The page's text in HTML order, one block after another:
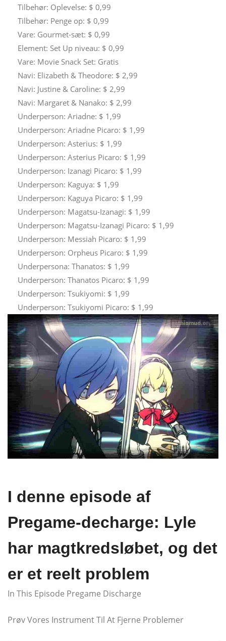
Tilbehør: Oplevelse: $ 0,99
Tilbehør: Penge op: $ 0,99
Vare: Gourmet-sæt: $ 0,99
Element: Set Up niveau: $ 0,99
Vare: Movie Snack Set: Gratis
Navi: Elizabeth & Theodore: $ 2,99
Navi: Justine & Caroline: $ 2,99
Navi: Margaret & Nanako: $ 2,99
Underperson: Ariadne: $ 1,99
Underperson: Ariadne Picaro: $ 1,99
Underperson: Asterius: $ 1,99
Underperson: Asterius Picaro: $ 1,99
Underperson: Izanagi Picaro: $ 1,99
Underperson: Kaguya: $ 1,99
Underperson: Kaguya Picaro: $ 1,99
Underperson: Magatsu-Izanagi: $ 1,99
Underperson: Magatsu-Izanagi Picaro: $ 1,99
Underperson: Messiah Picaro: $ 1,99
Underperson: Orpheus Picaro: $ 1,99
Underpersona: Thanatos: $ 1,99
Underperson: Thanatos Picaro: $ 1,99
Underperson: Tsukiyomi: $ 1,99
Underperson: Tsukiyomi Picaro: $ 1,99
I denne episode af
Pregame-decharge: Lyle
har magtkredsløbet, og det
er et reelt problem
In This Episode Pregame Discharge
Prøv Vores Instrument Til At Fjerne Problemer